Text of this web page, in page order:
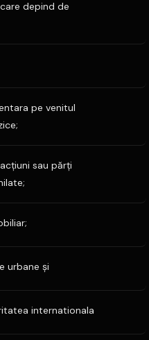
depind de
pe venitul
sau părţi
urbane şi
internationala